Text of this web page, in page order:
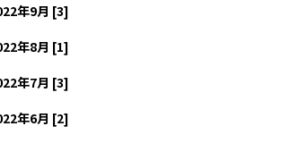
年9月 [3]
年8月 [1]
年7月 [3]
年6月 [2]